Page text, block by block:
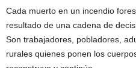
Cada muerto en un incendio
resultado de una cadena de
Son trabajadores, pobladores,
rurales quienes ponen los